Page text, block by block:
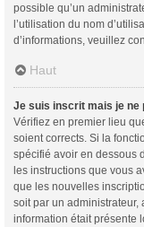
possible qu’un
l’utilisation du nom
d’informations, veuillez
Haut
Je suis inscrit mais je ne
Vérifiez en premier lieu
soient corrects. Si la
spécifié avoir en dessous
les instructions que vous
que les nouvelles
soit par un administrateur,
information était présente